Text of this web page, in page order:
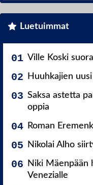
Luetuimmat
Ville Koski
Huuhkajien
Saksa astetta
oppia
Roman
Nikolai Alho
Niki Mäenpään
Venezialle